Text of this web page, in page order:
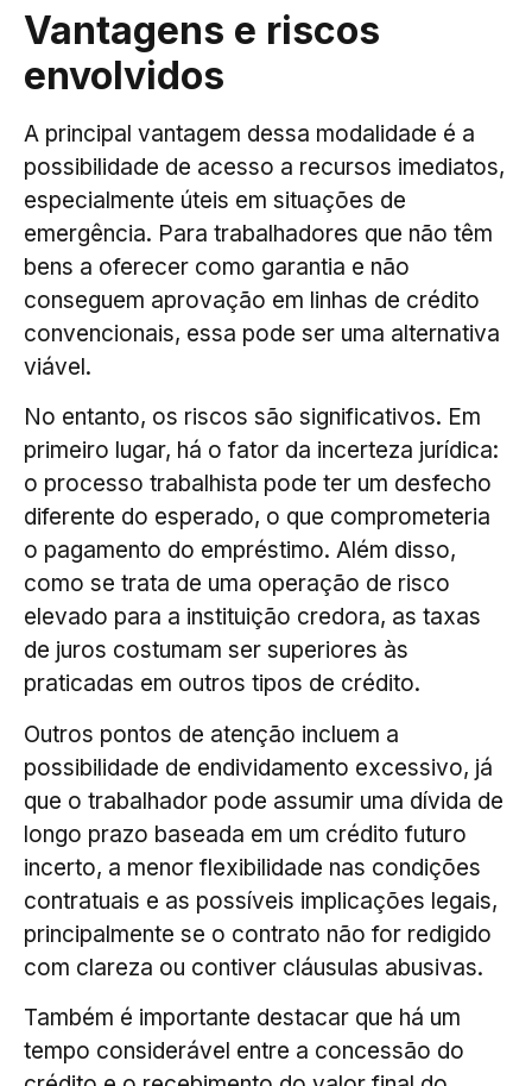
Vantagens e riscos
envolvidos
A principal vantagem dessa modalidade é a
possibilidade de acesso a recursos imediatos,
especialmente úteis em situações de
emergência. Para trabalhadores que não têm
bens a oferecer como garantia e não
conseguem aprovação em linhas de crédito
convencionais, essa pode ser uma alternativa
viável.
No entanto, os riscos são significativos. Em
primeiro lugar, há o fator da incerteza jurídica:
o processo trabalhista pode ter um desfecho
diferente do esperado, o que comprometeria
o pagamento do empréstimo. Além disso,
como se trata de uma operação de risco
elevado para a instituição credora, as taxas
de juros costumam ser superiores às
praticadas em outros tipos de crédito.
Outros pontos de atenção incluem a
possibilidade de endividamento excessivo, já
que o trabalhador pode assumir uma dívida de
longo prazo baseada em um crédito futuro
incerto, a menor flexibilidade nas condições
contratuais e as possíveis implicações legais,
principalmente se o contrato não for redigido
com clareza ou contiver cláusulas abusivas.
Também é importante destacar que há um
tempo considerável entre a concessão do